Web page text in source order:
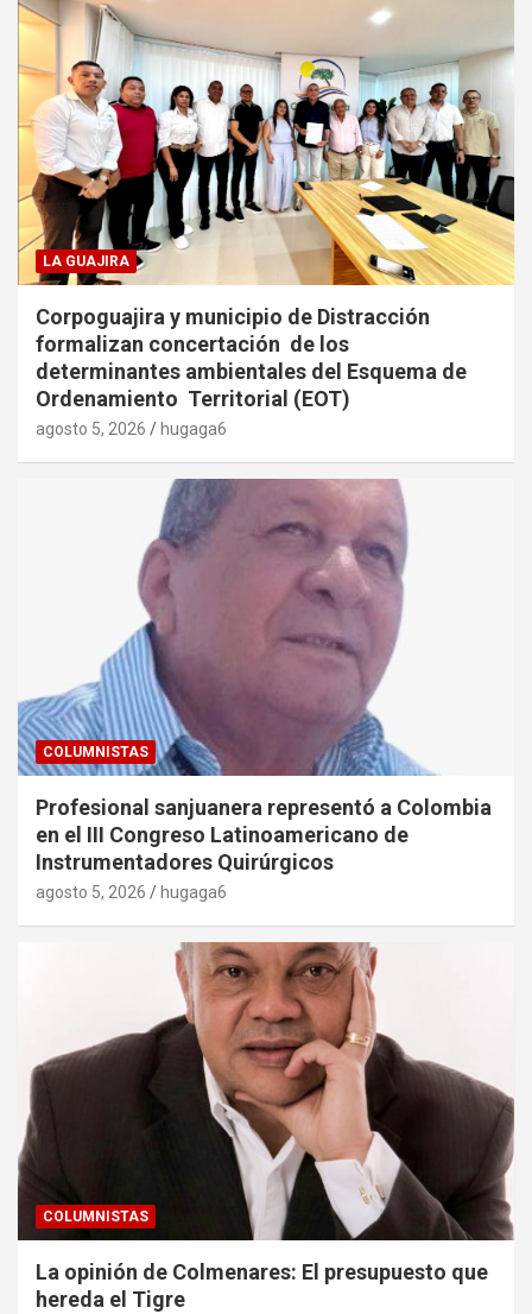
LA GUAJIRA
Corpoguajira y municipio de Distracción
formalizan concertación de los
determinantes ambientales del Esquema de
Ordenamiento Territorial (EOT)
agosto 5, 2026 hugaga6
COLUMNISTAS
Profesional sanjuanera representó a Colombia
en el III Congreso Latinoamericano de
Instrumentadores Quirúrgicos
agosto 5, 2026 hugaga6
COLUMNISTAS
La opinión de Colmenares: El presupuesto que
hereda el Tigre